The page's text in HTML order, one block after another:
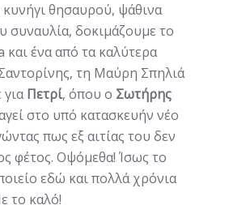
κυνήγι θησαυρού, ψάθινα
συναυλία, δοκιμάζουμε το
ένα από τα καλύτερα
τη Μαύρη Σπηλιά
γιαΠετρί, όπου ο Σωτήρης
στο υπό κατασκευήν νέο
πως εξ αιτίας του δεν
φέτος. Οψόμεθα! Ίσως το
εδώ και πολλά χρόνια
το καλό!